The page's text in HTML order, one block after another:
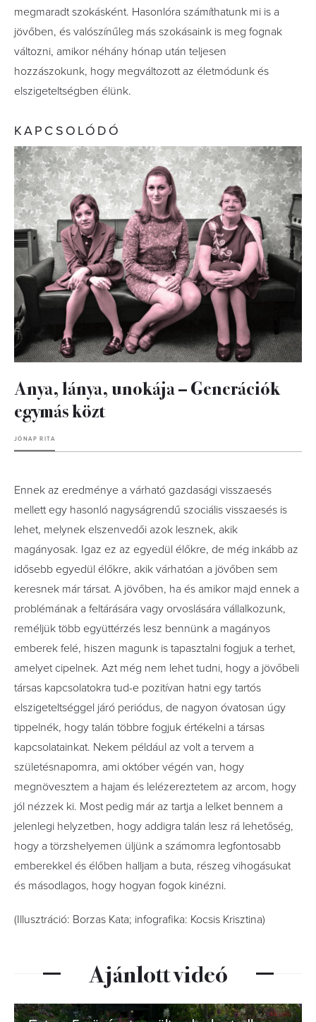
megmaradt szokásként. Hasonlóra számíthatunk mi is a
jövőben, és valószínűleg más szokásaink is meg fognak
változni, amikor néhány hónap után teljesen
hozzászokunk, hogy megváltozott az életmódunk és
elszigeteltségben élünk.
KAPCSOLÓDÓ
Anya, lánya, unokája – Generációk
egymás közt
JÓNAP RITA
Ennek az eredménye a várható gazdasági visszaesés
mellett egy hasonló nagyságrendű szociális visszaesés is
lehet, melynek elszenvedői azok lesznek, akik
magányosak. Igaz ez az egyedül élőkre, de még inkább az
idősebb egyedül élőkre, akik várhatóan a jövőben sem
keresnek már társat. A jövőben, ha és amikor majd ennek a
problémának a feltárására vagy orvoslására vállalkozunk,
reméljük több együttérzés lesz bennünk a magányos
emberek felé, hiszen magunk is tapasztalni fogjuk a terhet,
amelyet cipelnek. Azt még nem lehet tudni, hogy a jövőbeli
társas kapcsolatokra tud-e pozitívan hatni egy tartós
elszigeteltséggel járó periódus, de nagyon óvatosan úgy
tippelnék, hogy talán többre fogjuk értékelni a társas
kapcsolatainkat. Nekem például az volt a tervem a
születésnapomra, ami október végén van, hogy
megnövesztem a hajam és lelézereztetem az arcom, hogy
jól nézzek ki. Most pedig már az tartja a lelket bennem a
jelenlegi helyzetben, hogy addigra talán lesz rá lehetőség,
hogy a törzshelyemen üljünk a számomra legfontosabb
emberekkel és élőben halljam a buta, részeg vihogásukat
és másodlagos, hogy hogyan fogok kinézni.
(Illusztráció: Borzas Kata; infografika: Kocsis Krisztina)
Ajánlott videó